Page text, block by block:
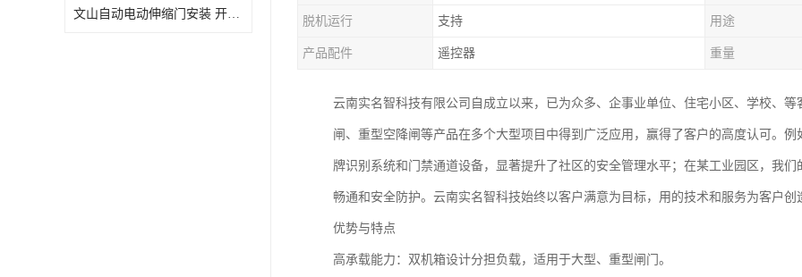
文山自动电动伸缩门安装 开启后占用空间小
脱机运行 支持 用途
产品配件 遥控器 重量
云南实名智科技有限公司自成立以来，已为众多、企事业单位、住宅小区、学校、
闸、重型空降闸等产品在多个大型项目中得到广泛应用，赢得了客户的高度认可。
牌识别系统和门禁通道设备，显著提升了社区的安全管理水平；在某工业园区，我
畅通和安全防护。云南实名智科技始终以客户满意为目标，用的技术和服务为客户创
优势与特点
高承载能力：双机箱设计分担负载，适用于大型、重型闸门。